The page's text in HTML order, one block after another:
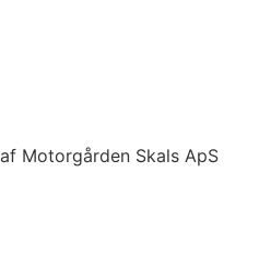
Motorgården Skals ApS